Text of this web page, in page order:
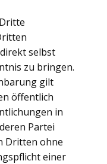
selbst
zu bringen.
gilt
öffentlich
in
Partei
Dritten ohne
einer